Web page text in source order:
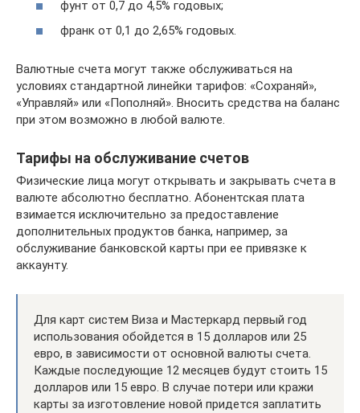
фунт от 0,7 до 4,5% годовых;
франк от 0,1 до 2,65% годовых.
Валютные счета могут также обслуживаться на
условиях стандартной линейки тарифов: «Сохраняй»,
«Управляй» или «Пополняй». Вносить средства на баланс
при этом возможно в любой валюте.
Тарифы на обслуживание счетов
Физические лица могут открывать и закрывать счета в
валюте абсолютно бесплатно. Абонентская плата
взимается исключительно за предоставление
дополнительных продуктов банка, например, за
обслуживание банковской карты при ее привязке к
аккаунту.
Для карт систем Виза и Мастеркард первый год
использования обойдется в 15 долларов или 25
евро, в зависимости от основной валюты счета.
Каждые последующие 12 месяцев будут стоить 15
долларов или 15 евро. В случае потери или кражи
карты за изготовление новой придется заплатить